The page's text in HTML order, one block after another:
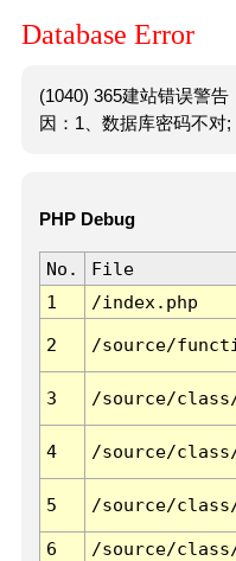
Database Error
(1040) 365建站错误警
因：1、数据库密码不对;
PHP Debug
No. File
1
/index.php
2 /source/
3 /source/
4 /source/
5 /source/
6 /source/